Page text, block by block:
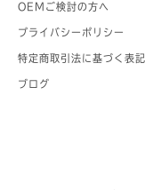
OEMご検討の方へ
プライバシーポリシー
特定商取引法に基づく表記
ブログ